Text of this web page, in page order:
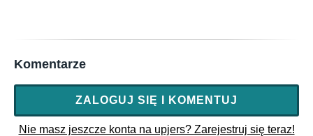
Komentarze
ZALOGUJ SIĘ I KOMENTUJ
Nie masz jeszcze konta na upjers? Zarejestruj się teraz!